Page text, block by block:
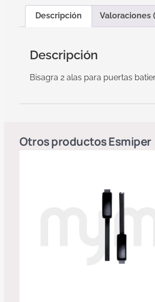
Descripción Valoraciones
Descripción
Bisagra 2 alas para puertas
Otros productosEsmiper